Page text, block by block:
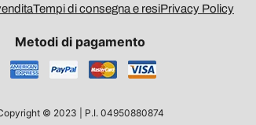
Tempi di consegna e resiPrivacy Policy
Metodi di pagamento
© 2023 | P.I. 04950880874